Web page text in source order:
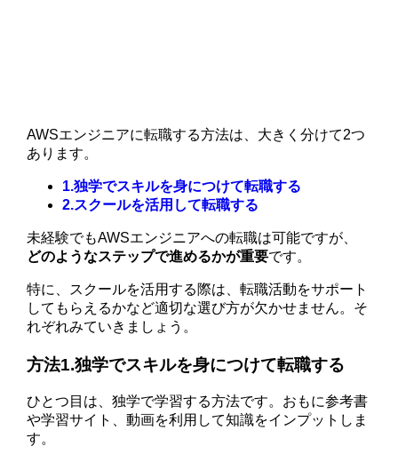
AWSエンジニアに転職する方法は、大きく分けて2つ
あります。
1.独学でスキルを身につけて転職する
2.スクールを活用して転職する
未経験でもAWSエンジニアへの転職は可能ですが、
どのようなステップで進めるかが重要です。
特に、スクールを活用する際は、転職活動をサポート
してもらえるかなど適切な選び方が欠かせません。そ
れぞれみていきましょう。
方法1.独学でスキルを身につけて転職する
ひとつ目は、独学で学習する方法です。おもに参考書
や学習サイト、動画を利用して知識をインプットしま
す。